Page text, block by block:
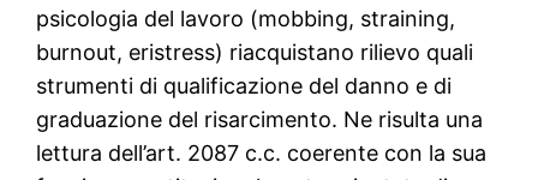
psicologia del lavoro (mobbing, straining,
burnout, eristress) riacquistano rilievo quali
strumenti di qualificazione del danno e di
graduazione del risarcimento. Ne risulta una
lettura dell’art. 2087 c.c. coerente con la sua